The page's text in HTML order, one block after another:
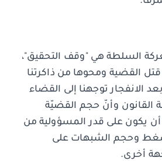
السلطة هي "وقف التحقيق"،
القضية ومحوها من ذاكرتنا
الانفجار توجهنا إلى القضاء
القانون وأنّ حجم القضيّة
يكون على قدر المسؤولية من
وحجم الشبهات على
أخرى.